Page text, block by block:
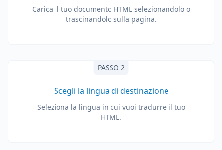
Carica il tuo documento HTML selezionandolo o
trascinandolo sulla pagina.
PASSO 2
Scegli la lingua di destinazione
Seleziona la lingua in cui vuoi tradurre il tuo
HTML.